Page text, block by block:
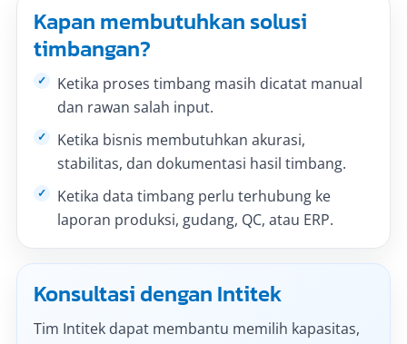
Kapan membutuhkan solusi
timbangan?
Ketika proses timbang masih dicatat manual
dan rawan salah input.
Ketika bisnis membutuhkan akurasi,
stabilitas, dan dokumentasi hasil timbang.
Ketika data timbang perlu terhubung ke
laporan produksi, gudang, QC, atau ERP.
Konsultasi dengan Intitek
Tim Intitek dapat membantu memilih kapasitas,